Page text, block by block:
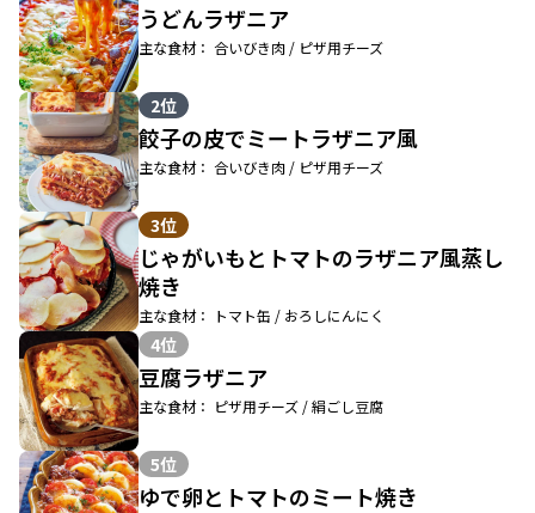
うどんラザニア
主な食材： 合いびき肉 / ピザ用チーズ
2位
餃子の皮でミートラザニア風
主な食材： 合いびき肉 / ピザ用チーズ
3位
じゃがいもとトマトのラザニア風蒸し
焼き
主な食材： トマト缶 / おろしにんにく
4位
豆腐ラザニア
主な食材： ピザ用チーズ / 絹ごし豆腐
5位
ゆで卵とトマトのミート焼き